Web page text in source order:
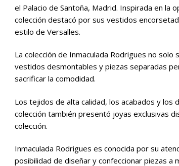
el Palacio de Santoña, Madrid. Inspirada en la
colección destacó por sus vestidos
estilo de Versalles.
La colección de Inmaculada Rodrigues no
vestidos desmontables y piezas separadas
sacrificar la comodidad.
Los tejidos de alta calidad, los acabados y los
colección también presentó joyas exclusivas
colección.
Inmaculada Rodrigues es conocida por su
posibilidad de diseñar y confeccionar piezas a